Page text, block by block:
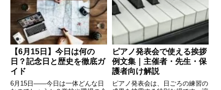
【6月15日】今日は何の
日？記念日と歴史を徹底ガ
イド
6月15日――今日は一体どんな日
ピアノ発表会で使える挨拶
例文集｜主催者・先生・保
護者向け解説
ピアノ発表会は、日ごろの練習の